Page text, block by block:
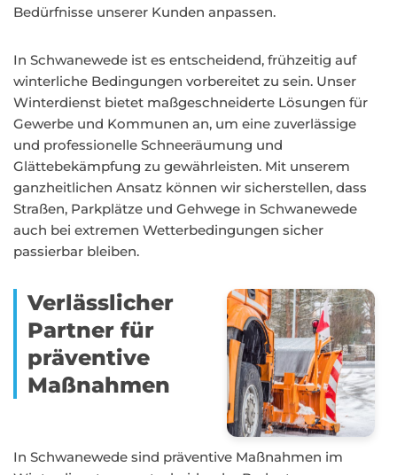
Bedürfnisse unserer Kunden anpassen.
In Schwanewede ist es entscheidend, frühzeitig auf
winterliche Bedingungen vorbereitet zu sein. Unser
Winterdienst bietet maßgeschneiderte Lösungen für
Gewerbe und Kommunen an, um eine zuverlässige
und professionelle Schneeräumung und
Glättebekämpfung zu gewährleisten. Mit unserem
ganzheitlichen Ansatz können wir sicherstellen, dass
Straßen, Parkplätze und Gehwege in Schwanewede
auch bei extremen Wetterbedingungen sicher
passierbar bleiben.
Verlässlicher
Partner für
präventive
Maßnahmen
In Schwanewede sind präventive Maßnahmen im